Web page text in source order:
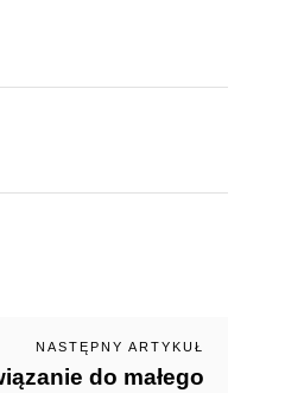
NASTĘPNY ARTYKUŁ
do małego